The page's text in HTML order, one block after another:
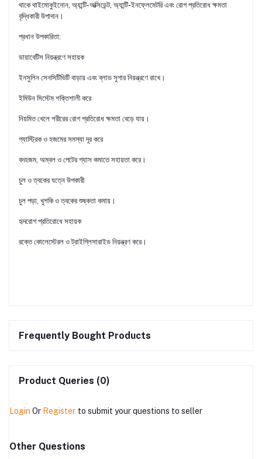
থাকে থাইমোকুইনোন, অ্যান্টি-অক্সিডেন্ট, অ্যান্টি-ইনফ্লেমেটরি এবং রোগ প্রতিরোধ ক্ষমতা
বৃদ্ধিকারী উপাদান।
প্রধান উপকারিতা:
ডায়াবেটিস নিয়ন্ত্রণে সহায়ক
ইনসুলিন সেনসিটিভিটি বাড়ায় এবং ব্লাড সুগার নিয়ন্ত্রণে রাখে।
ইমিউন সিস্টেম শক্তিশালী করে
নিয়মিত খেলে শরীরের রোগ প্রতিরোধ ক্ষমতা বেড়ে যায়।
গ্যাস্ট্রিক ও হজমের সমস্যা দূর করে
বদহজম, অম্বল ও পেটের গ্যাস কমাতে সহায়তা করে।
চুল ও ত্বকের যত্নে উপকারী
চুল পড়া, খুশকি ও ত্বকের শুষ্কতা কমায়।
হৃদরোগ প্রতিরোধে সহায়ক
রক্তে কোলেস্টেরল ও ট্রাইগ্লিসারাইড নিয়ন্ত্রণ করে।
Frequently Bought Products
Product Queries (0)
Login Or Register to submit your questions to seller
Other Questions